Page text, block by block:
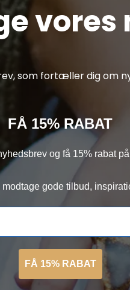
vores
som fortæller dig om
FÅ 15% RABAT
og få 15% rabat
gode tilbud,
FÅ 15% RABAT